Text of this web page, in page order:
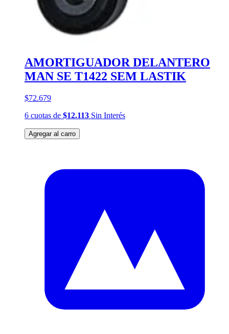
AMORTIGUADOR DELANTERO
MAN SE T1422 SEM LASTIK
$72.679
6 cuotas de $12.113 Sin Interés
Agregar al carro